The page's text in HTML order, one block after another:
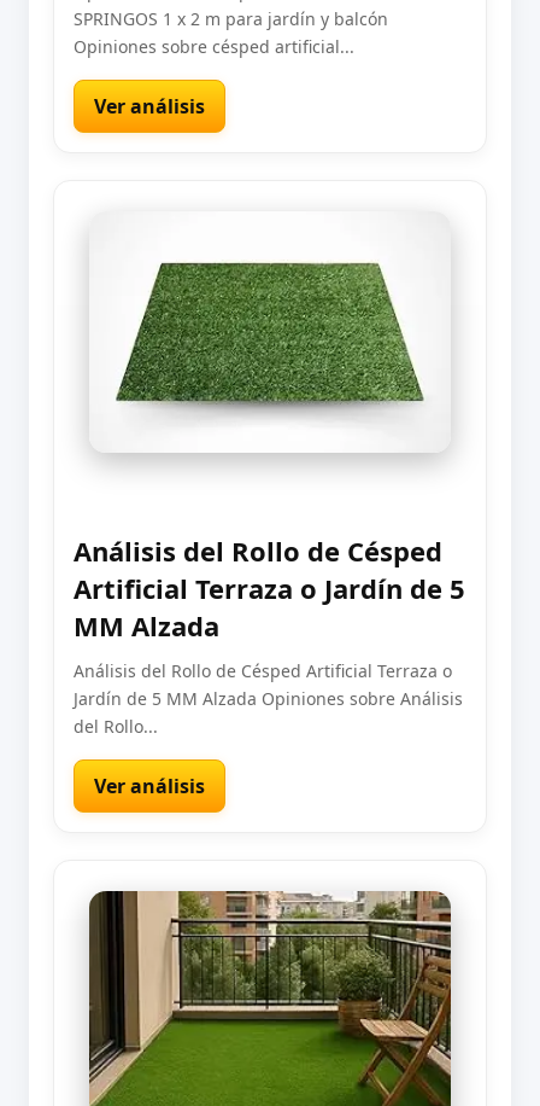
SPRINGOS 1 x 2 m para jardín y balcón
Opiniones sobre césped artificial...
Ver análisis
Análisis del Rollo de Césped
Artificial Terraza o Jardín de 5
MM Alzada
Análisis del Rollo de Césped Artificial Terraza o
Jardín de 5 MM Alzada Opiniones sobre Análisis
del Rollo...
Ver análisis